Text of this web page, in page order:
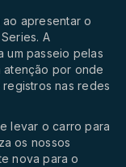
ao apresentar o
A
um passeio pelas
atenção por onde
nas redes
levar o carro para
os nossos
nova para o